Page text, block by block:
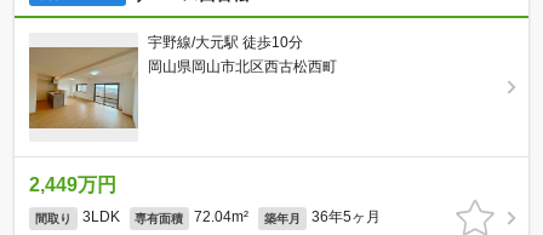
宇野線/大元駅 徒歩10分
岡山県岡山市北区西古松西町
2,449万円
間取り 3LDK 専有面積 72.04m² 築年月 36年5ヶ月